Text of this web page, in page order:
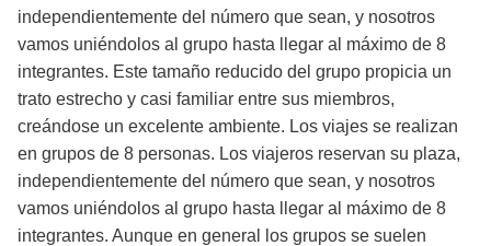
independientemente del número que sean, y nosotros
vamos uniéndolos al grupo hasta llegar al máximo de 8
integrantes. Este tamaño reducido del grupo propicia un
trato estrecho y casi familiar entre sus miembros,
creándose un excelente ambiente. Los viajes se realizan
en grupos de 8 personas. Los viajeros reservan su plaza,
independientemente del número que sean, y nosotros
vamos uniéndolos al grupo hasta llegar al máximo de 8
integrantes. Aunque en general los grupos se suelen